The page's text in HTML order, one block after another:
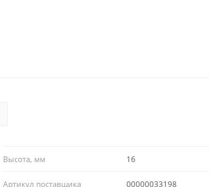
Высота, мм 16
Артикул поставщика 00000033198